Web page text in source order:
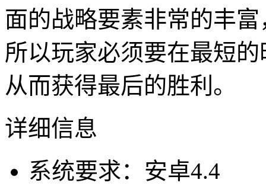
面的战略要素非常的丰
所以玩家必须要在最短
从而获得最后的胜利。
详细信息
系统要求：安卓4.4